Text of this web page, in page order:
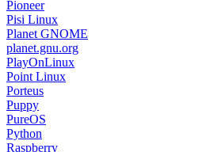
Pioneer
Pisi Linux
Planet GNOME
planet.gnu.org
PlayOnLinux
Point Linux
Porteus
Puppy
PureOS
Python
Raspberry